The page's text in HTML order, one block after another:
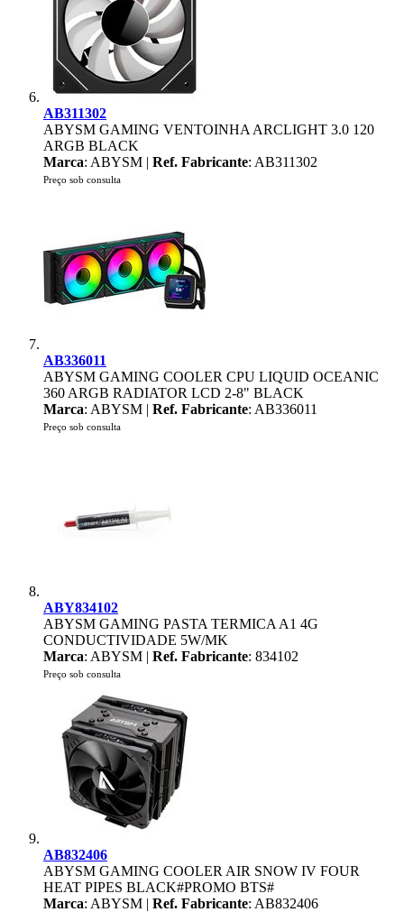
AB311302
ABYSM GAMING VENTOINHA ARCLIGHT 3.0 120
ARGB BLACK
Marca: ABYSM | Ref. Fabricante: AB311302
Preço sob consulta
AB336011
ABYSM GAMING COOLER CPU LIQUID OCEANIC
360 ARGB RADIATOR LCD 2-8" BLACK
Marca: ABYSM | Ref. Fabricante: AB336011
Preço sob consulta
ABY834102
ABYSM GAMING PASTA TERMICA A1 4G
CONDUCTIVIDADE 5W/MK
Marca: ABYSM | Ref. Fabricante: 834102
Preço sob consulta
AB832406
ABYSM GAMING COOLER AIR SNOW IV FOUR
HEAT PIPES BLACK#PROMO BTS#
Marca: ABYSM | Ref. Fabricante: AB832406